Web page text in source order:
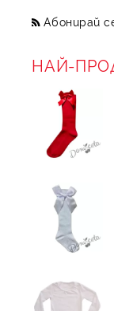
Абонирай
НАЙ-